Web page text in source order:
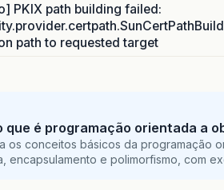
PKIX path building failed:
path to requested target
que é programação orientada a
os conceitos básicos da programação
encapsulamento e polimorfismo, com